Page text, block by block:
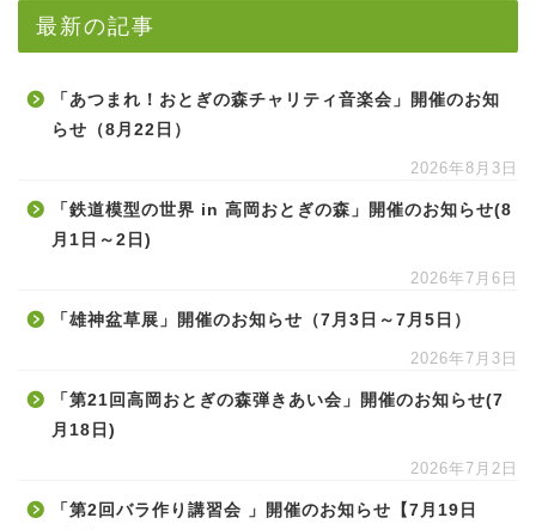
最新の記事
「あつまれ！おとぎの森チャリティ音楽会」開催のお知
らせ（8月22日）
2026年8月3日
「鉄道模型の世界 in 高岡おとぎの森」開催のお知らせ(8
月1日～2日)
2026年7月6日
「雄神盆草展」開催のお知らせ（7月3日～7月5日）
2026年7月3日
「第21回高岡おとぎの森弾きあい会」開催のお知らせ(7
月18日)
2026年7月2日
「第2回バラ作り講習会 」開催のお知らせ【7月19日